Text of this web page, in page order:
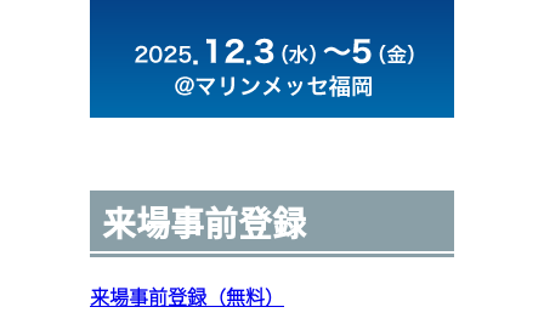
来場事前登録
来場事前登録（無料）